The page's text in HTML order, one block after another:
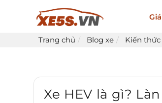
Trang chủ Blog xe Kiến
Xe HEV là gì?